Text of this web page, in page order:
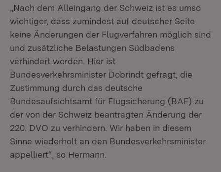
„Nach dem Alleingang der Schweiz ist es umso
wichtiger, dass zumindest auf deutscher Seite
keine Änderungen der Flugverfahren möglich sind
und zusätzliche Belastungen Südbadens
verhindert werden. Hier ist
Bundesverkehrsminister Dobrindt gefragt, die
Zustimmung durch das deutsche
Bundesaufsichtsamt für Flugsicherung (BAF) zu
der von der Schweiz beantragten Änderung der
220. DVO zu verhindern. Wir haben in diesem
Sinne wiederholt an den Bundesverkehrsminister
appelliert“, so Hermann.